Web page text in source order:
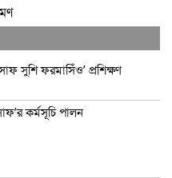
সুশি ফরমাসিঁও’ প্রশিক্ষণ
কর্মসূচি পালন